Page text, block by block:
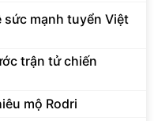
sức mạnh tuyển Việt
trận tử chiến
mộ Rodri